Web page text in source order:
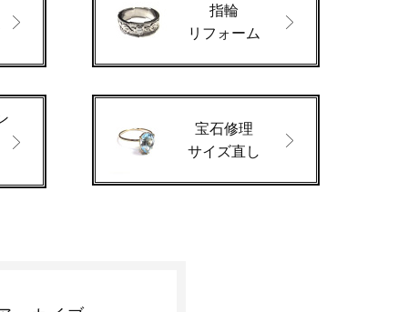
指輪
リフォーム
宝石修理
サイズ直し